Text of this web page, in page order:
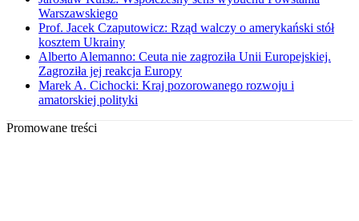
Warszawskiego
Prof. Jacek Czaputowicz: Rząd walczy o amerykański stół
kosztem Ukrainy
Alberto Alemanno: Ceuta nie zagroziła Unii Europejskiej.
Zagroziła jej reakcja Europy
Marek A. Cichocki: Kraj pozorowanego rozwoju i
amatorskiej polityki
Promowane treści